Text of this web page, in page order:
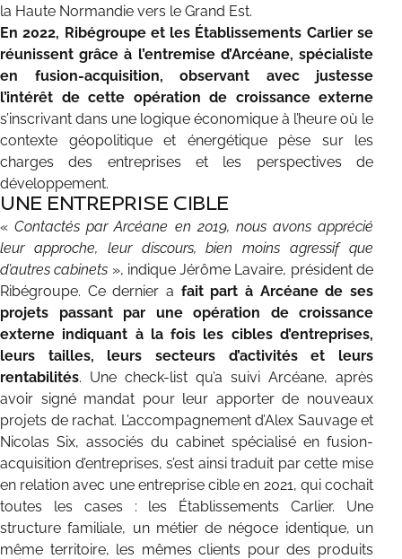
la Haute Normandie vers le Grand Est.
En 2022, Ribégroupe et les Établissements Carlier se
réunissent grâce à l’entremise d’Arcéane, spécialiste
en fusion-acquisition, observant avec justesse
l’intérêt de cette opération de croissance externe
s’inscrivant dans une logique économique à l’heure où le
contexte géopolitique et énergétique pèse sur les
charges des entreprises et les perspectives de
développement.
UNE ENTREPRISE CIBLE
«Contactés par Arcéane en 2019, nous avons apprécié
leur approche, leur discours, bien moins agressif que
d’autres cabinets », indique Jérôme Lavaire, président de
Ribégroupe. Ce dernier a fait part à Arcéane de ses
projets passant par une opération de croissance
externe indiquant à la fois les cibles d’entreprises,
leurs tailles, leurs secteurs d’activités et leurs
rentabilités. Une check-list qu’a suivi Arcéane, après
avoir signé mandat pour leur apporter de nouveaux
projets de rachat. L’accompagnement d’Alex Sauvage et
Nicolas Six, associés du cabinet spécialisé en fusion-
acquisition d’entreprises, s’est ainsi traduit par cette mise
en relation avec une entreprise cible en 2021, qui cochait
toutes les cases : les Établissements Carlier. Une
structure familiale, un métier de négoce identique, un
même territoire, les mêmes clients pour des produits